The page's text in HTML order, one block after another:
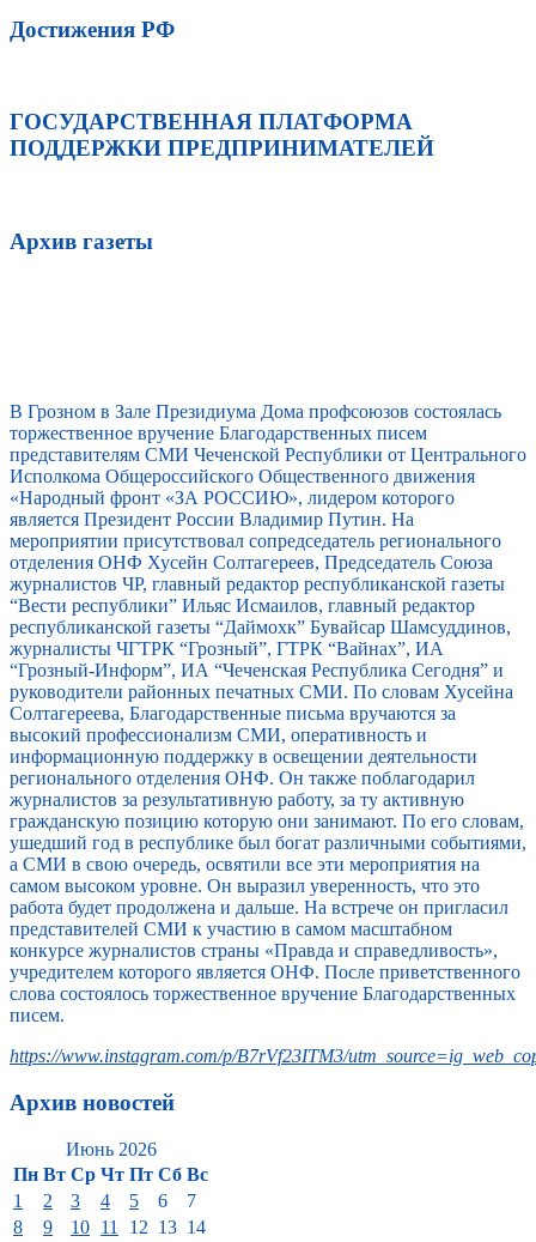
Достижения РФ
ГОСУДАРСТВЕННАЯ ПЛАТФОРМА
ПОДДЕРЖКИ ПРЕДПРИНИМАТЕЛЕЙ
Архив газеты
В Грозном в Зале Президиума Дома профсоюзов состоялась
торжественное вручение Благодарственных писем
представителям СМИ Чеченской Республики от Центрального
Исполкома Общероссийского Общественного движения
«Народный фронт «ЗА РОССИЮ», лидером которого
является Президент России Владимир Путин. На
мероприятии присутствовал сопредседатель регионального
отделения ОНФ Хусейн Солтагереев, Председатель Союза
журналистов ЧР, главный редактор республиканской газеты
“Вести республики” Ильяс Исмаилов, главный редактор
республиканской газеты “Даймохк” Бувайсар Шамсуддинов,
журналисты ЧГТРК “Грозный”, ГТРК “Вайнах”, ИА
“Грозный-Информ”, ИА “Чеченская Республика Сегодня” и
руководители районных печатных СМИ. По словам Хусейна
Солтагереева, Благодарственные письма вручаются за
высокий профессионализм СМИ, оперативность и
информационную поддержку в освещении деятельности
регионального отделения ОНФ. Он также поблагодарил
журналистов за результативную работу, за ту активную
гражданскую позицию которую они занимают. По его словам,
ушедший год в республике был богат различными событиями,
а СМИ в свою очередь, освятили все эти мероприятия на
самом высоком уровне. Он выразил уверенность, что это
работа будет продолжена и дальше. На встрече он пригласил
представителей СМИ к участию в самом масштабном
конкурсе журналистов страны «Правда и справедливость»,
учредителем которого является ОНФ. После приветственного
слова состоялось торжественное вручение Благодарственных
писем.
https://www.instagram.com/p/B7rVf23ITM3/
Архив новостей
Июнь 2026
Пн Вт Ср Чт Пт Сб Вс
1 2 3 4 5 6
7
8
9 10 11 12 13 14